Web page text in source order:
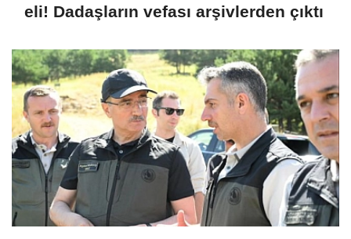
eli! Dadaşların vefası arşivlerden çıktı